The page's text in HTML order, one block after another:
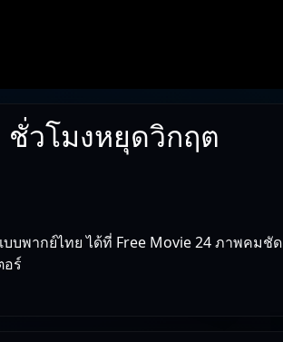
ชั่วโมงหยุดวิกฤต
บพากย์ไทย ได้ที่ Free Movie 24 ภาพคมชัด
อร์